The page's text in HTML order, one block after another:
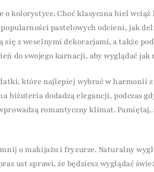
o kolorystyce. Choć klasyczna biel
popularności pastelowych odcieni, jak
z weselnymi dekoracjami, a także
do swojego karnacji, aby wyglądać
które najlepiej wybrać w harmonii
biżuteria dodadzą elegancji, podczas
romantyczny klimat. Pamiętaj,
o makijażu i fryzurze. Naturalny
ust sprawi, że będziesz wyglądać